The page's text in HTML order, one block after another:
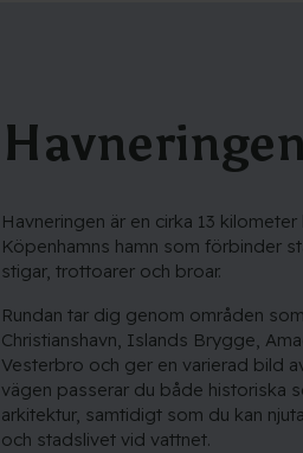
Havneringen är en cirka 13
Köpenhamns hamn som förbinder
stigar, trottoarer och broar.
Rundan tar dig genom områden
Christianshavn, Islands Brygge,
Vesterbro och ger en varierad bild
vägen passerar du både historiska
arkitektur, samtidigt som du kan
och stadslivet vid vattnet.